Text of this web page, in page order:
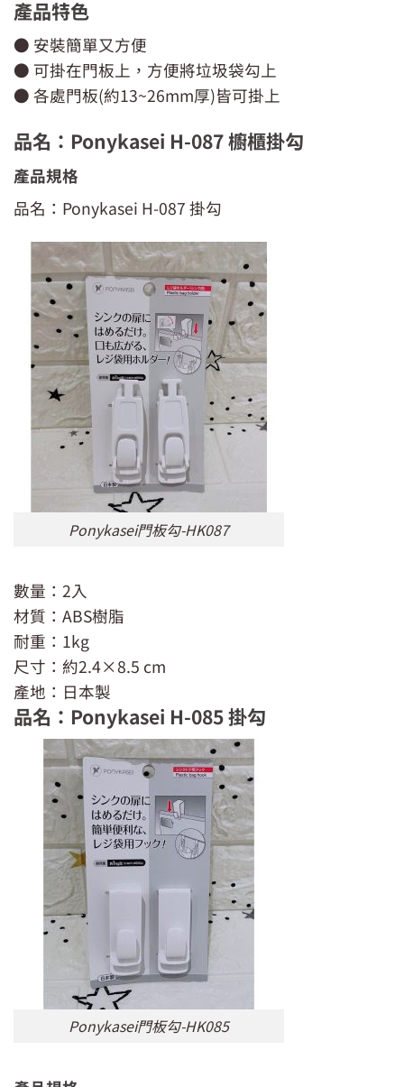
產品特色
● 安裝簡單又方便
● 可掛在門板上，方便將垃圾袋勾上
● 各處門板(約13~26mm厚)皆可掛上
品名：Ponykasei H-087 櫥櫃掛勾
產品規格
品名：Ponykasei H-087 掛勾
Ponykasei門板勾-HK087
數量：2入
材質：ABS樹脂
耐重：1kg
尺寸：約2.4×8.5 cm
產地：日本製
品名：Ponykasei H-085 掛勾
Ponykasei門板勾-HK085